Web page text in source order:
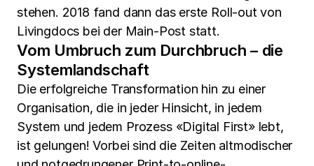
stehen. 2018 fand dann das erste Roll-out von
Livingdocs bei der Main-Post statt.
Vom Umbruch zum Durchbruch – die
Systemlandschaft
Die erfolgreiche Transformation hin zu einer
Organisation, die in jeder Hinsicht, in jedem
System und jedem Prozess «Digital First» lebt,
ist gelungen! Vorbei sind die Zeiten altmodischer